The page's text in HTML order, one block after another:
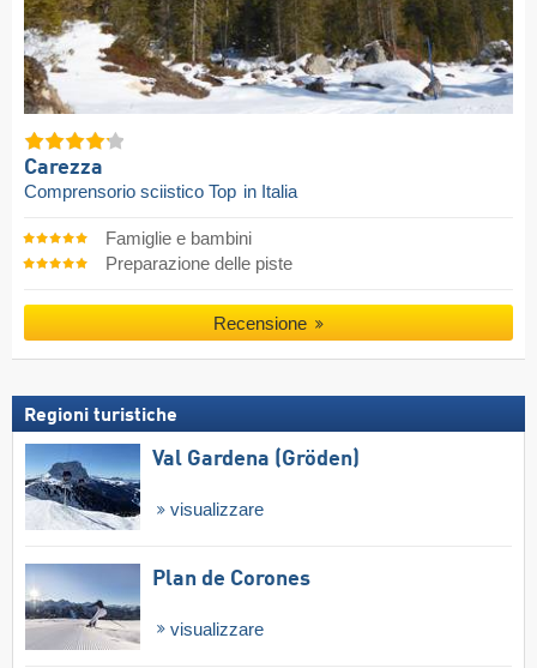
Carezza
Comprensorio sciistico Top in Italia
Famiglie e bambini
Preparazione delle piste
Recensione
Regioni turistiche
Val Gardena (Gröden)
visualizzare
Plan de Corones
visualizzare